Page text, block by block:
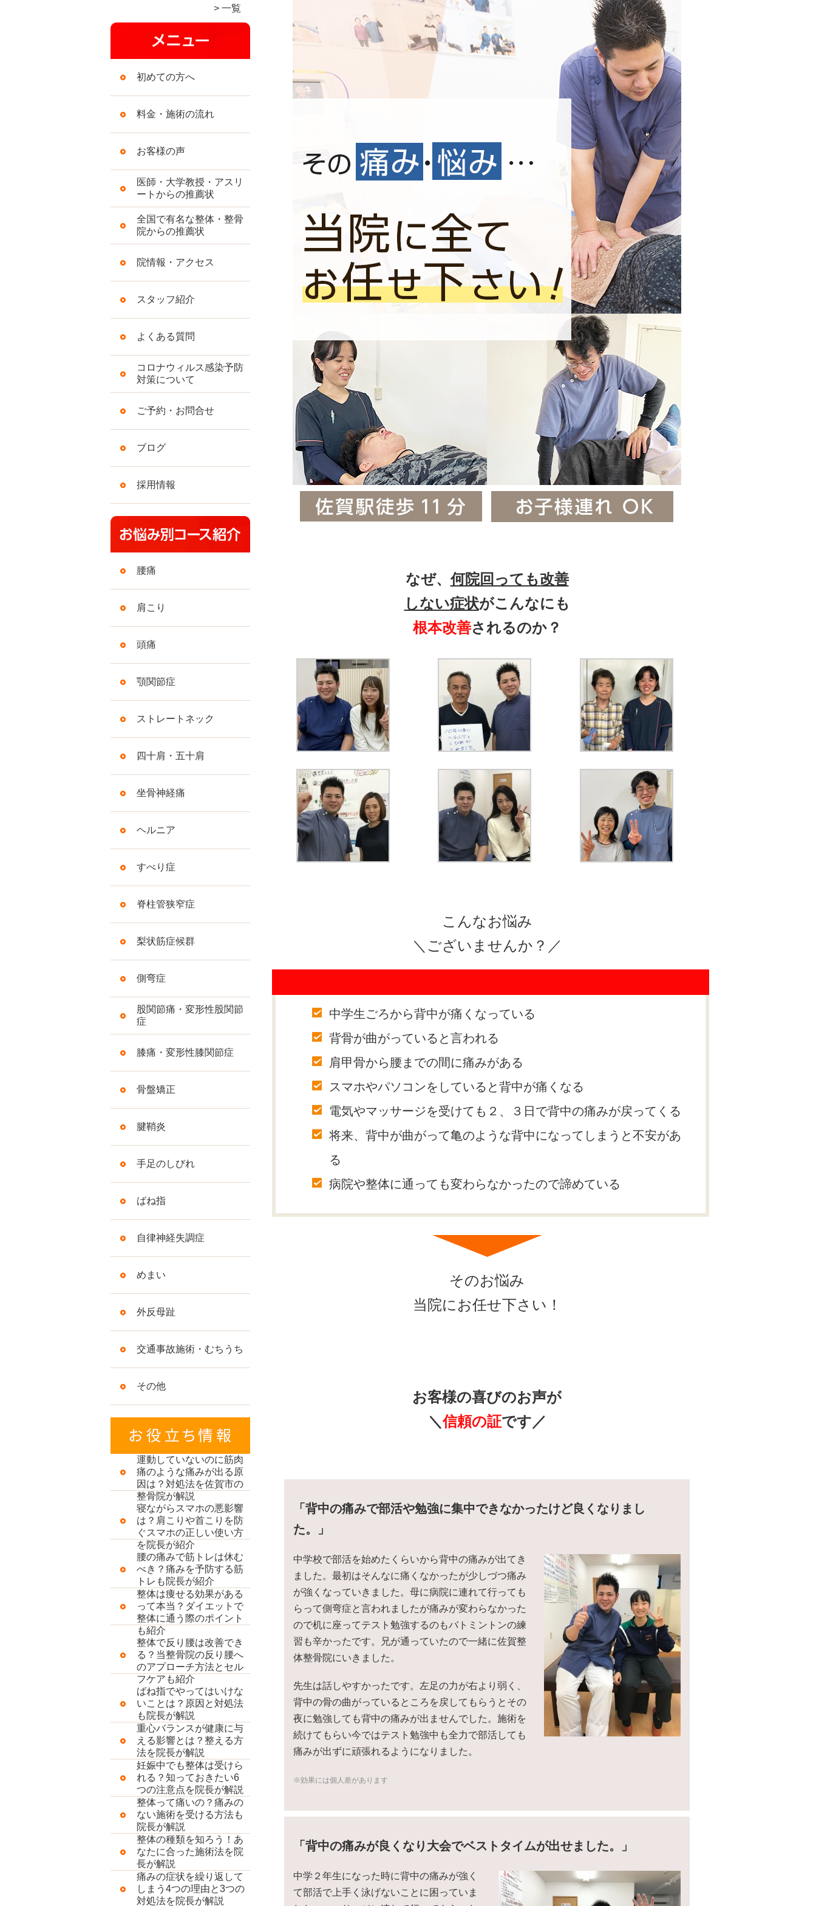
一覧
初めての方へ
料金・施術の流れ
お客様の声
医師・大学教授・アスリ
ートからの推薦状
全国で有名な整体・整骨
院からの推薦状
院情報・アクセス
スタッフ紹介
よくある質問
コロナウィルス感染予防
対策について
ご予約・お問合せ
ブログ
採用情報
腰痛
肩こり
頭痛
顎関節症
ストレートネック
四十肩・五十肩
坐骨神経痛
ヘルニア
すべり症
脊柱管狭窄症
梨状筋症候群
側弯症
股関節痛・変形性股関節
症
膝痛・変形性膝関節症
骨盤矯正
腱鞘炎
手足のしびれ
ばね指
自律神経失調症
めまい
外反母趾
交通事故施術・むちうち
その他
運動していないのに筋肉
痛のような痛みが出る原
因は？対処法を佐賀市の
整骨院が解説
寝ながらスマホの悪影響
は？肩こりや首こりを防
ぐスマホの正しい使い方
を院長が紹介
腰の痛みで筋トレは休む
べき？痛みを予防する筋
トレも院長が紹介
整体は痩せる効果がある
って本当？ダイエットで
整体に通う際のポイント
も紹介
整体で反り腰は改善でき
る？当整骨院の反り腰へ
のアプローチ方法とセル
フケアも紹介
ばね指でやってはいけな
いことは？原因と対処法
も院長が解説
重心バランスが健康に与
える影響とは？整える方
法を院長が解説
妊娠中でも整体は受けら
れる？知っておきたい6
つの注意点を院長が解説
整体って痛いの？痛みの
ない施術を受ける方法も
院長が解説
整体の種類を知ろう！あ
なたに合った施術法を院
長が解説
痛みの症状を繰り返して
しまう4つの理由と3つの
対処法を院長が解説
なぜ、何院回っても改善
しない症状がこんなにも
根本改善されるのか？
こんなお悩み
＼ございませんか？／
中学生ごろから背中が痛くなっている
背骨が曲がっていると言われる
肩甲骨から腰までの間に痛みがある
スマホやパソコンをしていると背中が痛くなる
電気やマッサージを受けても２、３日で背中の痛みが戻ってくる
将来、背中が曲がって亀のような背中になってしまうと不安があ
る
病院や整体に通っても変わらなかったので諦めている
そのお悩み
当院にお任せ下さい！
お客様の喜びのお声が
＼信頼の証です／
「背中の痛みで部活や勉強に集中できなかったけど良くなりまし
た。
」
中学校で部活を始めたくらいから背中の痛みが出てき
ました。最初はそんなに痛くなかったが少しづつ痛み
が強くなっていきました。母に病院に連れて行っても
らって側弯症と言われましたが痛みが変わらなかった
ので机に座ってテスト勉強するのもバトミントンの練
習も辛かったです。兄が通っていたので一緒に佐賀整
体整骨院にいきました。
先生は話しやすかったです。左足の力が右より弱く、
背中の骨の曲がっているところを戻してもらうとその
夜に勉強しても背中の痛みが出ませんでした。施術を
続けてもらい今ではテスト勉強中も全力で部活しても
痛みが出ずに頑張れるようになりました。
※効果には個人差があります
「背中の痛みが良くなり大会でベストタイムが出せました。 」
中学２年生になった時に背中の痛みが強く
て部活で上手く泳げないことに困っていま